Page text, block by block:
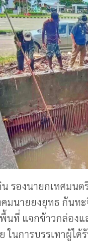
รองนายกเทศมน
มนายยงยุทธ กันท
นที่ แจกข้าวกล่อง
ในการบรรเทาผู้ได้